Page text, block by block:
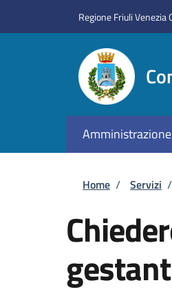
Regione Friuli Venezia
Amministrazione
Home / Servizi /